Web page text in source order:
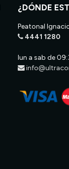
¿DÓNDE
Peatonal
4441 1280
lun a sab de